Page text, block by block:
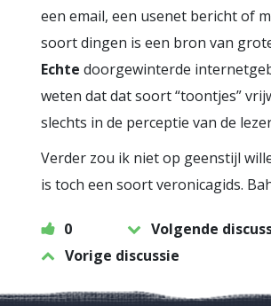
een email, een usenet bericht of
soort dingen is een bron van
Echte doorgewinterde
weten dat dat soort “toontjes”
slechts in de perceptie van de
Verder zou ik niet op geenstijl
is toch een soort veronicagids.
0
Volgende
Vorige discussie